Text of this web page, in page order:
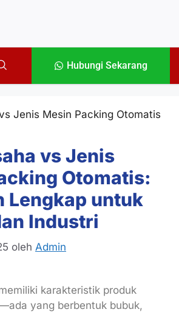
Hubungi Sekarang
vs Jenis
Otomatis:
Lengkap untuk
Industri
oleh Admin
karakteristik produk
yang berbentuk bubuk,